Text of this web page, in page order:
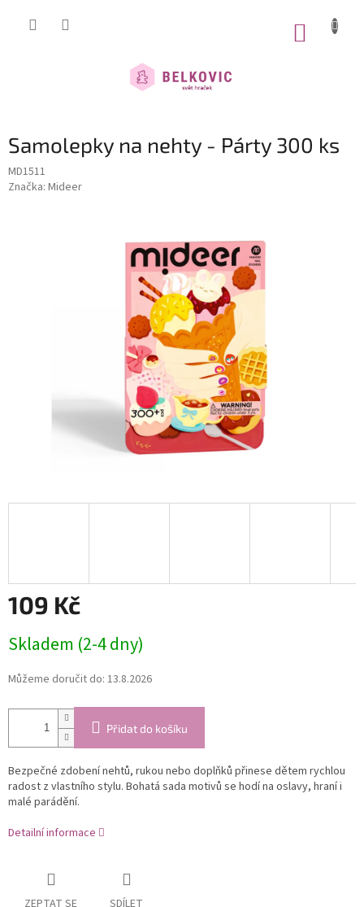
Samolepky na nehty - Párty 300 ks
MD1511
Značka: Mideer
109 Kč
cena:
Skladem (2-4 dny)
Můžeme doručit do: 13.8.2026
Přidat do košíku
Bezpečné zdobení nehtů, rukou nebo doplňků přinese dětem rychlou
radost z vlastního stylu. Bohatá sada motivů se hodí na oslavy, hraní i
malé parádění.
Detailní informace